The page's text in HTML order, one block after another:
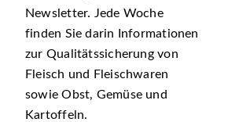
Newsletter. Jede Woche
finden Sie darin Informationen
zur Qualitätssicherung von
Fleisch und Fleischwaren
sowie Obst, Gemüse und
Kartoffeln.